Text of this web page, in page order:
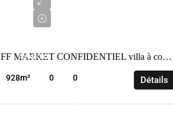
AJACCIO
DOSSIER OFF MARKET CONFIDENTIEL villa à construire AJACCIO
928m² 0 0 Détails
1